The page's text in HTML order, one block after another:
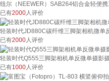
纽尔（NEEWER）SAB264铝合金轻便
已有2000人评价
轻装时代JD880C碳纤维三脚架相机微单
已有2000人评价
轻装时代Q555三脚架相机单反微单摄影
已有1000 人评价